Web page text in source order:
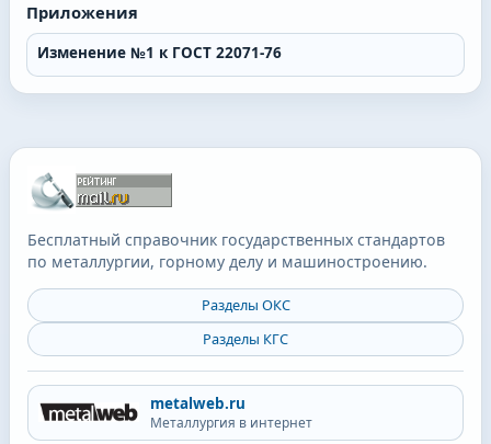
Приложения
Изменение №1 к ГОСТ 22071-76
Бесплатный справочник государственных стандартов
по металлургии, горному делу и машиностроению.
Разделы ОКС
Разделы КГС
metalweb.ru
Металлургия в интернет